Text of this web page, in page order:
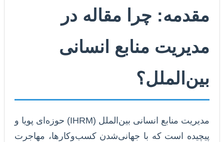
مقدمه: چرا مقاله در
مدیریت منابع انسانی
بین‌الملل؟
مدیریت منابع انسانی بین‌الملل (IHRM) حوزه‌ای پویا و
پیچیده است که با جهانی‌شدن کسب‌وکارها، مهاجرت